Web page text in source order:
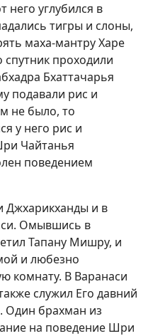
него углубился в
тигры и слоны,
маха-мантру Харе
проходили
Бхаттачарья
подавали рис и
не было, то
у него рис и
Чайтанья
поведением
Джхарикханды и в
Омывшись в
Тапану Мишру, и
и любезно
комнату. В Варанаси
служил Его давний
Один брахман из
на поведение Шри